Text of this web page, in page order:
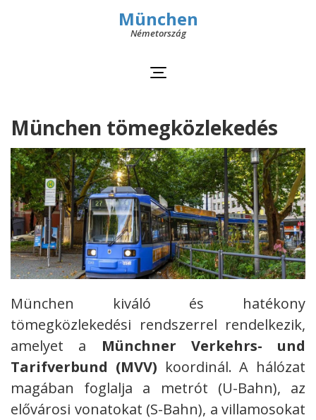
München
Németország
München tömegközlekedés
München kiváló és hatékony
tömegközlekedési rendszerrel rendelkezik,
amelyet a Münchner Verkehrs- und
Tarifverbund (MVV) koordinál. A hálózat
magában foglalja a metrót (U-Bahn), az
elővárosi vonatokat (S-Bahn), a villamosokat